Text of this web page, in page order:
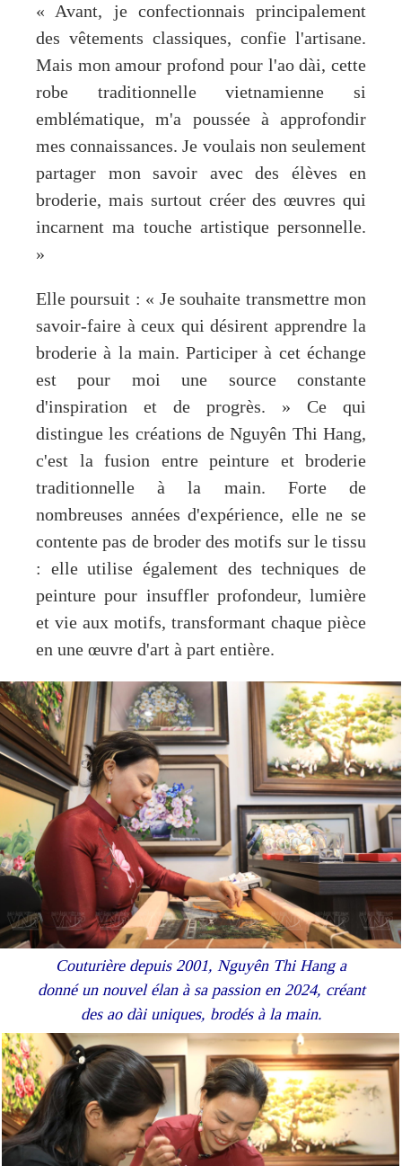
« Avant, je confectionnais principalement
des vêtements classiques, confie l'artisane.
Mais mon amour profond pour l'ao dài, cette
robe traditionnelle vietnamienne si
emblématique, m'a poussée à approfondir
mes connaissances. Je voulais non seulement
partager mon savoir avec des élèves en
broderie, mais surtout créer des œuvres qui
incarnent ma touche artistique personnelle.
»
Elle poursuit : « Je souhaite transmettre mon
savoir-faire à ceux qui désirent apprendre la
broderie à la main. Participer à cet échange
est pour moi une source constante
d'inspiration et de progrès. » Ce qui
distingue les créations de Nguyên Thi Hang,
c'est la fusion entre peinture et broderie
traditionnelle à la main. Forte de
nombreuses années d'expérience, elle ne se
contente pas de broder des motifs sur le tissu
: elle utilise également des techniques de
peinture pour insuffler profondeur, lumière
et vie aux motifs, transformant chaque pièce
en une œuvre d'art à part entière.
Couturière depuis 2001, Nguyên Thi Hang a
donné un nouvel élan à sa passion en 2024, créant
des ao dài uniques, brodés à la main.